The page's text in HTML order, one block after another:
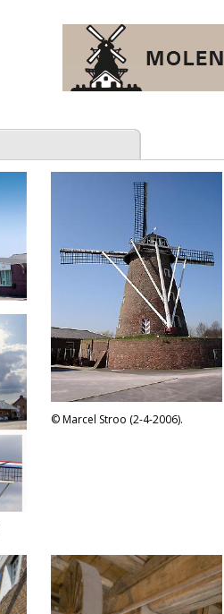
Marcel Stroo (2-4-2006).